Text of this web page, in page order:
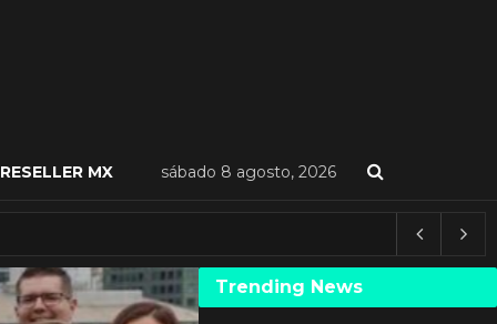
RESELLER MX sábado 8 agosto, 2026
Trending News